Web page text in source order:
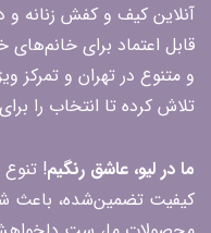
آنلاین کیف و کفش زنانه و
قابل اعتماد برای
و متنوع در تهران و
تلاش کرده تا انتخاب را
ما در لیو، عاشق رنگیم!
کیفیت تضمین‌شده، باعث